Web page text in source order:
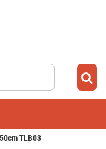
TLB03